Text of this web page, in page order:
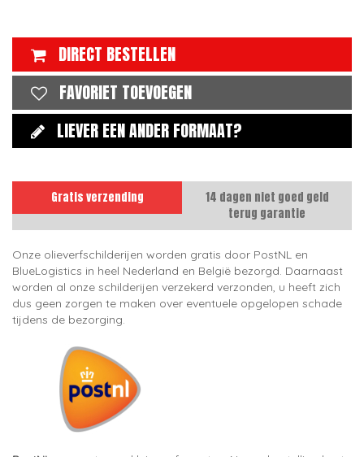
DIRECT BESTELLEN
FAVORIET TOEVOEGEN
LIEVER EEN ANDER FORMAAT?
Gratis verzending
14 dagen niet goed geld
terug garantie
Onze olieverfschilderijen worden gratis door PostNL en
BlueLogistics in heel Nederland en België bezorgd. Daarnaast
worden al onze schilderijen verzekerd verzonden, u heeft zich
dus geen zorgen te maken over eventuele opgelopen schade
tijdens de bezorging.